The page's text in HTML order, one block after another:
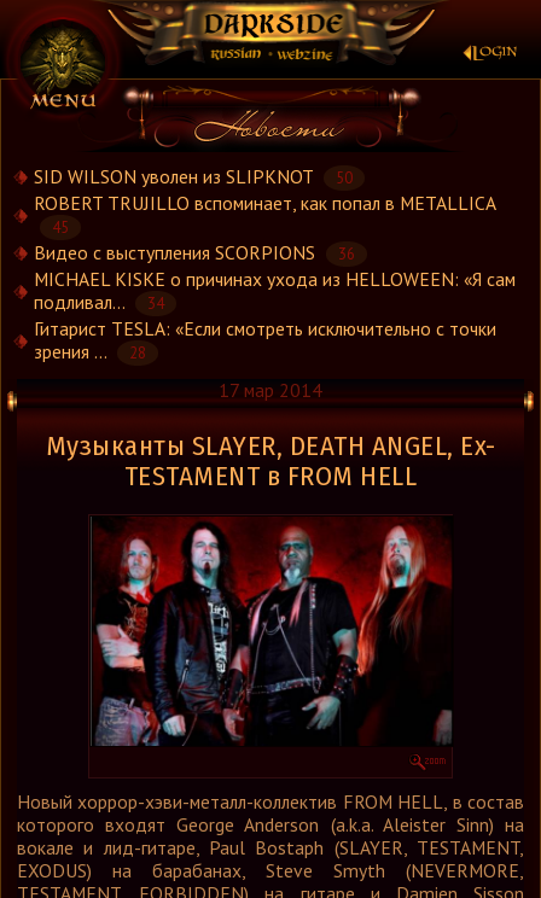
×
Новости
Новости.Рус
Концерты
Группы
Рецензии
Интервью
Стили
Графика
Форум
Ссылки
Контакты
SID WILSON уволен из SLIPKNOT 50
ROBERT TRUJILLO вспоминает, как попал в METALLICA
45
Видео с выступления SCORPIONS 36
MICHAEL KISKE о причинах ухода из HELLOWEEN: «Я сам
подливал...
34
Гитарист TESLA: «Если смотреть исключительно с точки
зрения ...
28
17 мар 2014
Музыканты SLAYER, DEATH ANGEL, Ex-
TESTAMENT в FROM HELL
Новый хоррор-хэви-металл-коллектив FROM HELL, в состав
которого входят George Anderson (a.k.a. Aleister Sinn) на
вокале и лид-гитаре, Paul Bostaph (SLAYER, TESTAMENT,
EXODUS) на барабанах, Steve Smyth (NEVERMORE,
TESTAMENT, FORBIDDEN) на гитаре и Damien Sisson